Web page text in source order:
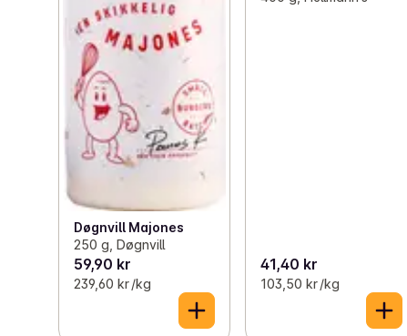
Døgnvill Majones
250 g, Døgnvill
59,90 kr
239,60 kr /kg
41,40 kr
103,50 kr /kg